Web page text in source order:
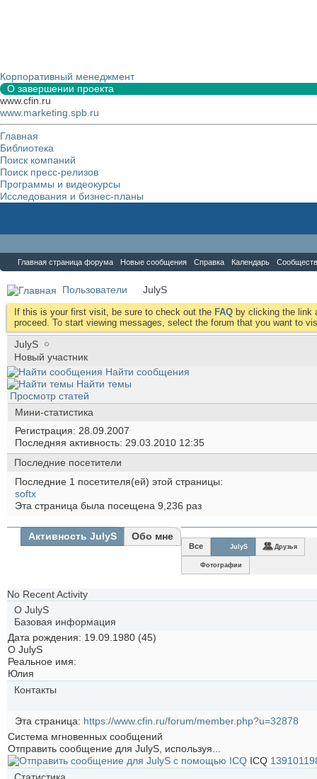
Корпоративный менеджмент
О завершении проекта
www.cfin.ru
www.marketing.spb.ru
Главная
Библиотека
Поиск компаний
Поиск пресс-релизов
Программы и видеокурсы
Исследования и бизнес-планы
Главная страница форума Новые сообщения Справка Календарь
Пользователи JulyS
If this is your first visit, be sure to check out the FAQ by clicking the link
proceed. To start viewing messages, select the forum that you want to
JulyS
Новый участник
Найти сообщения
Найти темы
Просмотр статей
Мини-статистика
Регистрация 28.09.2007
Последняя активность 29.03.2010 12:35
Последние посетители
Последние 1 посетителя(ей) этой страницы:
softx
Эта страница была посещена 9,236 раз
Активность JulyS Обо мне
Все JulyS Друзья
Фотографии
No Recent Activity
О JulyS
Базовая информация
Дата рождения
19.09.1980 (45)
О JulyS
Реальное имя:
Юлия
Контакты
Эта страница https://www.cfin.ru/forum/member.php?u=32878
Система мгновенных сообщений
Отправить сообщение для JulyS, используя...
ICQ